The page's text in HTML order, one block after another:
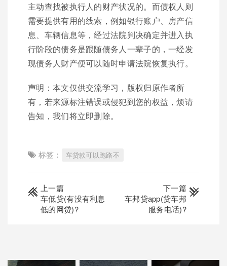
主动查找被执行人的财产状况的。而债权人则
需要提供有用的线索，例如银行账户、房产信
息、车辆信息等，经过法院判决确定并进入执
行阶段的债务是跟随债务人一辈子的，一经发
现债务人财产便可以随时申请法院恢复执行。
声明：本文仅供交流学习，版权归原作者所
有，若来源标注错误或侵犯到您的权益，烦请
告知，我们将立即删除。
标签： 车贷款可以跑路不
上一篇
车低贷(有没有利息
低的网贷)?
下一篇
车邦贷app(贷车邦
服务电话)?